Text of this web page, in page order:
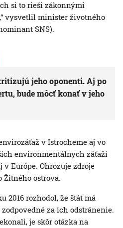
si to rieši zákonnými
vysvetlil minister životného
SNS).
jeho oponenti. Aj po
bude môcť konať v jeho
v Istrocheme aj vo
environmentálnych záťaží
Európe. Ohrozuje zdroje
Žitného ostrova.
2016 rozhodol, že štát má
za ich odstránenie.
je skôr otázka na